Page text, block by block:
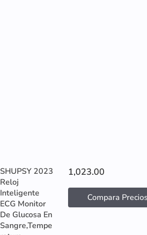
SHUPSY 2023
Reloj
Inteligente
ECG Monitor
De Glucosa En
Sangre,Tempe
1,023.00
Compara